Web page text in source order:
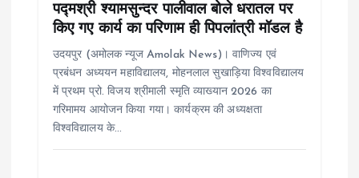
पद्मश्री श्यामसुन्दर पालीवाल बोले धरातल पर
किए गए कार्य का परिणाम ही पिपलांत्री मॉडल है
उदयपुर (अमोलक न्यूज Amolak News)। वाणिज्य एवं
प्रबंधन अध्ययन महाविद्यालय, मोहनलाल सुखाड़िया विश्वविद्यालय
में प्रथम प्रो. विजय श्रीमाली स्मृति व्याख्यान 2026 का
गरिमामय आयोजन किया गया। कार्यक्रम की अध्यक्षता
विश्वविद्यालय के…